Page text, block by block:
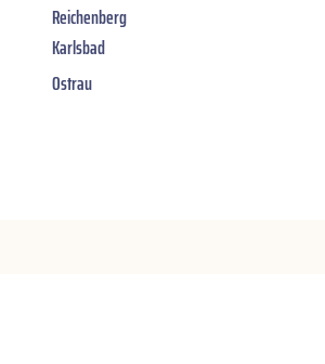
Reichenberg
Karlsbad
Ostrau